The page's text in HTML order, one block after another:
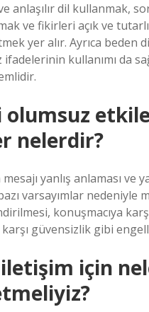
anlaşılır dil kullanmak,
ve fikirleri açık ve
yer alır. Ayrıca beden
kullanımı da
nelerdir?
mesajı yanlış anlaması ve
varsayımlar nedeniyle
konuşmacıya
güvensizlik gibi
için